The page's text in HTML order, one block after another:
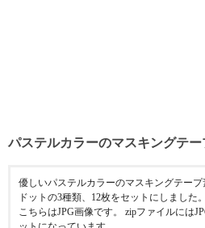
パステルカラーのマスキングテー
優しいパステルカラーのマスキングテープ
ドットの3種類、12枚をセットにしました
こちらはJPG画像です。 zipファイルには